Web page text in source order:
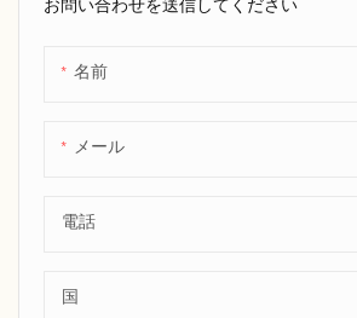
お問い合わせを送信してください
名前
メール
電話
国